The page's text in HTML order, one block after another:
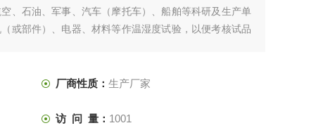
、石油、军事、汽车（摩托车）、船舶等科研及生产单
或部件）、电器、材料等作温湿度试验，以便考核试品
厂商性质： 生产厂家
访 问 量： 1001